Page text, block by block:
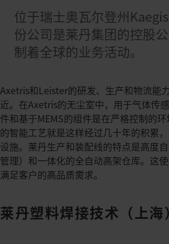
位于瑞士奥瓦尔登州
份公司是莱丹集团的控股
制着全球的业务活动。
Axetris和Leister的研发、生产和物流能
近。在Axetris的无尘室中，用于气体传
件和基于MEMS的组件是在严格控制的
的智能工艺就是这样经过几十年的积累
设施。莱丹生产和装配线的特点是高度
管理）和一体化的全自动高架仓库。这
满足客户的高品质需求。
莱丹塑料焊接技术（上海